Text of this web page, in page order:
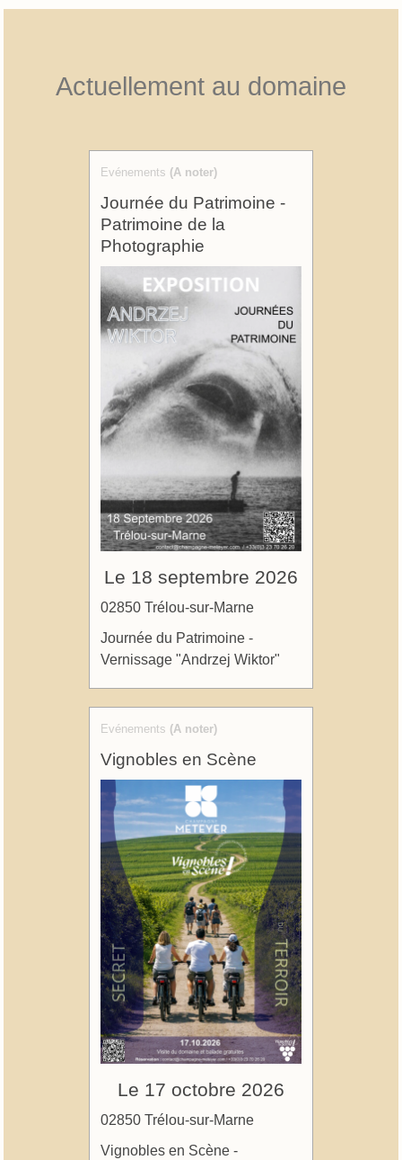
Actuellement au domaine
Evénements (A noter)
Journée du Patrimoine -
Patrimoine de la
Photographie
Le 18 septembre 2026
02850 Trélou-sur-Marne
Journée du Patrimoine -
Vernissage "Andrzej Wiktor"
Evénements (A noter)
Vignobles en Scène
Le 17 octobre 2026
02850 Trélou-sur-Marne
Vignobles en Scène -